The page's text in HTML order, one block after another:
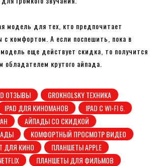
модель для тех, кто предпочитает
комфортом. А если поспешить, пока в
еще действует скидка, то получится
обладателем крутого айпада.
ОТЗЫВЫ
GROKHOLSKY ТЕХНИКА
IPAD ДЛЯ КИНОМАНОВ
IPAD С WI-FI 6.
АЙПАДЫ СО СКИДКОЙ
КОМФОРТНЫЙ ПРОСМОТР ВИДЕО
ДЛЯ КИНО
ПЛАНШЕТЫ APPLE
ПЛАНШЕТЫ ДЛЯ ФИЛЬМОВ